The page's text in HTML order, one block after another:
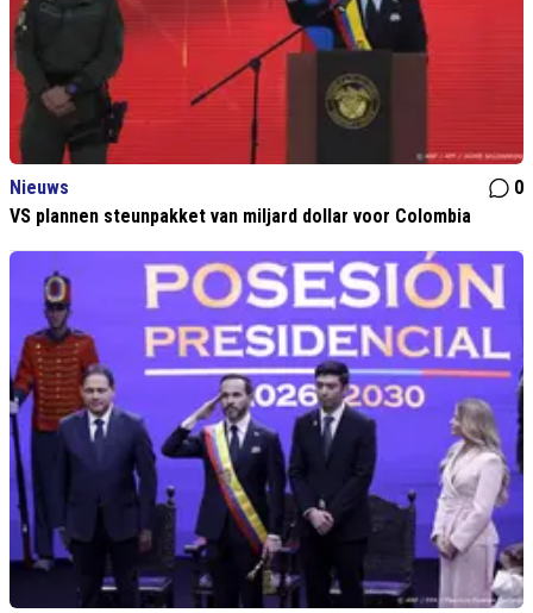
Nieuws
0
VS plannen steunpakket van miljard dollar voor Colombia